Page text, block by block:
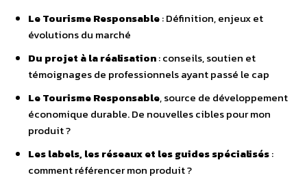
Le Tourisme Responsable: Définition, enjeux et
évolutions du marché
Du projet à la réalisation: conseils, soutien et
témoignages de professionnels ayant passé le cap
Le Tourisme Responsable, source de développement
économique durable. De nouvelles cibles pour mon
produit ?
Les labels, les réseaux et les guides spécialisés:
comment référencer mon produit ?